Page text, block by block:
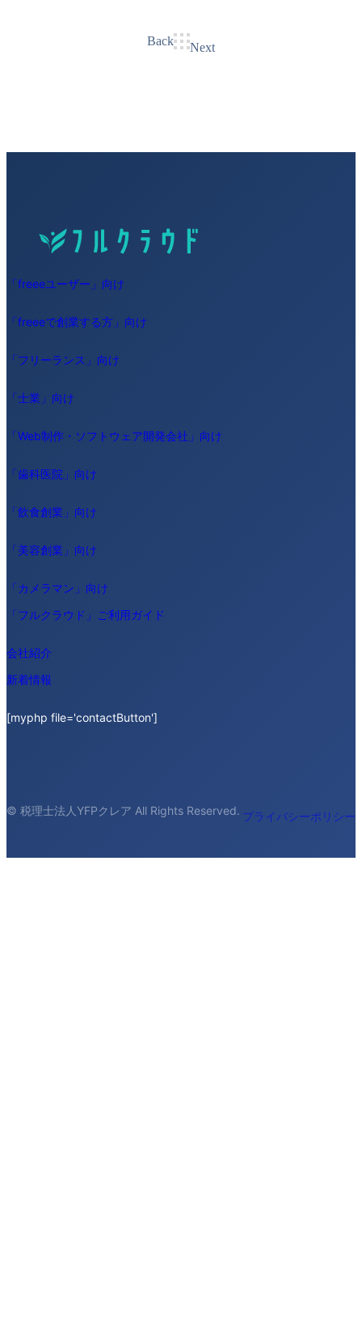
Back Next
「freeeユーザー」向け
「freeeで創業する方」向け
「フリーランス」向け
「士業」向け
「Web制作・ソフトウェア開発会社」向け
「歯科医院」向け
「飲食創業」向け
「美容創業」向け
「カメラマン」向け
「フルクラウド」ご利用ガイド
会社紹介
新着情報
[myphp file='contactButton']
© 税理士法人YFPクレア All Rights Reserved. プライバシーポリシー